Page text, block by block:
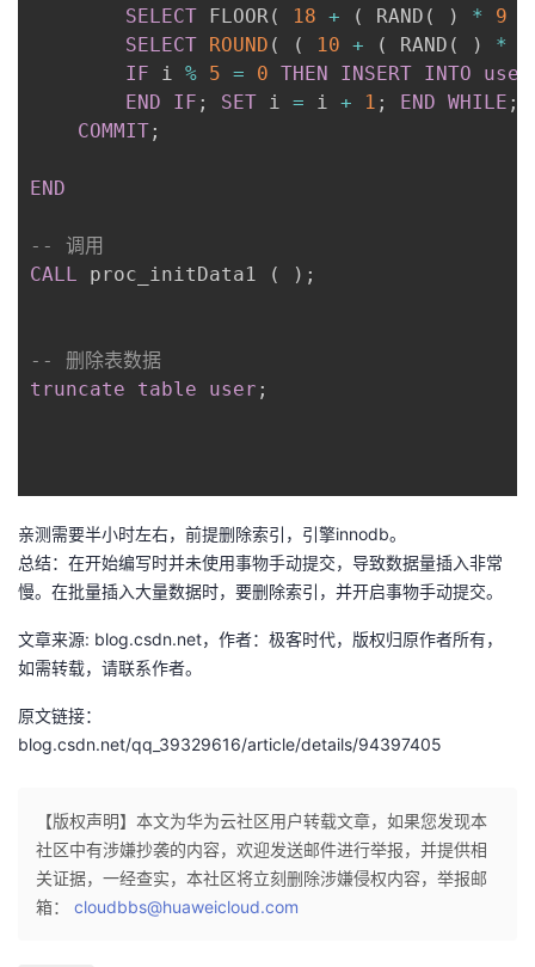
者
学
我
程
认
证
的
实
验
我
的
收
藏
Programs
支
持
的
支
持
我
声
建
议
SELECT FLOOR( 18 + ( RAND ( ) * 9
SELECT ROUND ( ( 10 + ( RAND ( ) *
IF i % 5 = 0 THEN INSERT INTO
user
END
IF ; SET i = i + 1 ; END WHILE ;
COMMIT;
END
-- 调用
CALL proc_initData1 ( ) ;
-- 删除表数据
truncate
table user ;
亲测需要半小时左右，前提删除索引，引擎innodb。
总结：在开始编写时并未使用事物手动提交，导致数据量插入非常
慢。在批量插入大量数据时，要删除索引，并开启事物手动提交。
文章来源: blog.csdn.net，作者：极客时代，版权归原作者所有，
如需转载，请联系作者。
原文链接：
blog.csdn.net/qq_39329616/article/details/94397405
【版权声明】本文为华为云社区用户转载文章，如果您发现本
社区中有涉嫌抄袭的内容，欢迎发送邮件进行举报，并提供相
关证据，一经查实，本社区将立刻删除涉嫌侵权内容，举报邮
箱： cloudbbs@huaweicloud.com